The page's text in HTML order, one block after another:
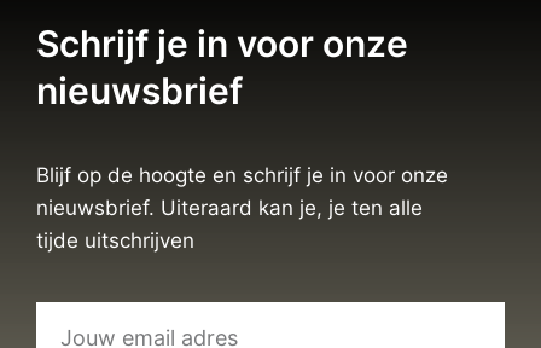
Schrijf je in voor onze
nieuwsbrief
Blijf op de hoogte en schrijf je in voor onze
nieuwsbrief. Uiteraard kan je, je ten alle
tijde uitschrijven